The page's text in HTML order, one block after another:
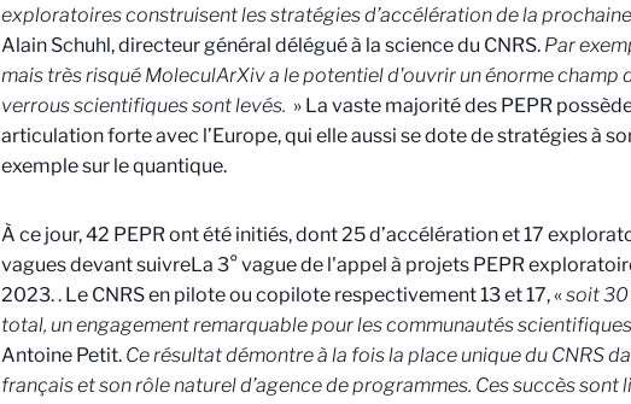
exploratoires construisent les stratégies d’accélération de la
Alain Schuhl, directeur général délégué à la science du CNRS. Par
mais très risqué MoleculArXiv a le potentiel d'ouvrir un énorme champ
verrous scientifiques sont levés. » La vaste majorité des PEPR
articulation forte avec l’Europe, qui elle aussi se dote de stratégies à
exemple sur le quantique.
À ce jour, 42 PEPR ont été initiés, dont 25 d’accélération et 17
vagues devant suivreLa 3° vague de l'appel à projets PEPR
2023.. Le CNRS en pilote ou copilote respectivement 13 et 17, «soit 30
total, un engagement remarquable pour les communautés
Antoine Petit. Ce résultat démontre à la fois la place unique du CNRS
français et son rôle naturel d’agence de programmes. Ces succès sont